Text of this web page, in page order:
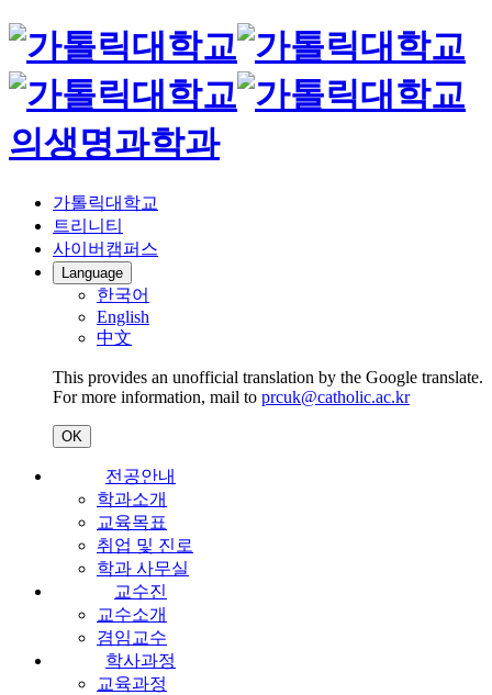
의생명과학과
가톨릭대학교
트리니티
사이버캠퍼스
Language
한국어
English
中文
This provides an unofficial translation by the Google translate.
For more information, mail to prcuk@catholic.ac.kr
OK
전공안내
학과소개
교육목표
취업 및 진로
학과 사무실
교수진
교수소개
겸임교수
학사과정
교육과정